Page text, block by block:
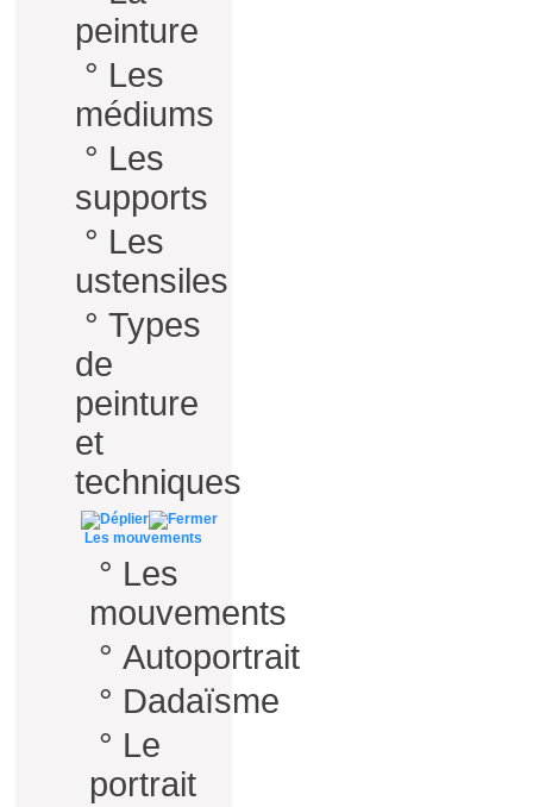
peinture
° Les
médiums
° Les
supports
° Les
ustensiles
° Types
de
peinture
et
techniques
Les mouvements
° Les
mouvements
° Autoportrait
° Dadaïsme
° Le
portrait